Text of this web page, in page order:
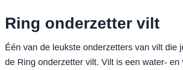
Ring onderzetter vilt
Één van de leukste onderzetters van vilt die
de Ring onderzetter vilt. Vilt is een water-